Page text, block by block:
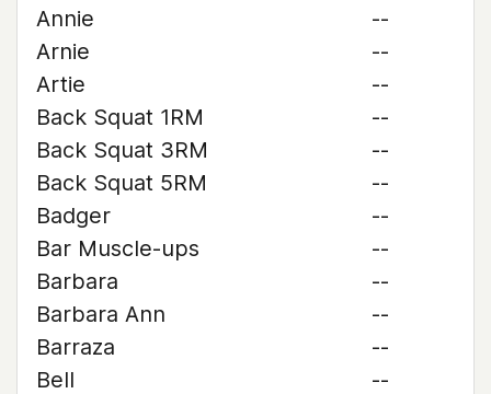
Annie
--
Arnie
--
Artie
--
Back Squat 1RM
--
Back Squat 3RM
--
Back Squat 5RM
--
Badger
--
Bar Muscle-ups
--
Barbara
--
Barbara Ann
--
Barraza
--
Bell
--